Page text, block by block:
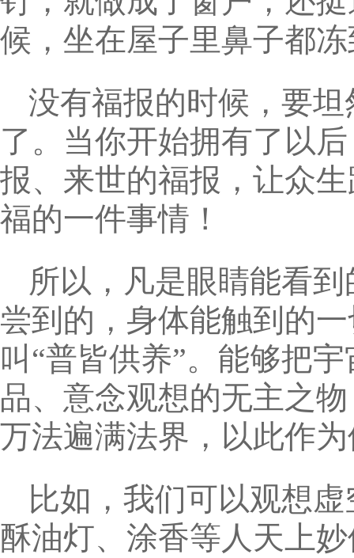
候，坐在屋子里鼻子都
没有福报的时候，要
了。当你开始拥有了以
报、来世的福报，让众
福的一件事情！
所以，凡是眼睛能看
尝到的，身体能触到的
叫“普皆供养”。能够把
品、意念观想的无主之
万法遍满法界，以此作
比如，我们可以观想
酥油灯、涂香等人天上